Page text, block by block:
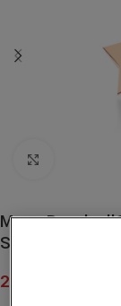
Mono Boucle
Stud Or Rose
245.00